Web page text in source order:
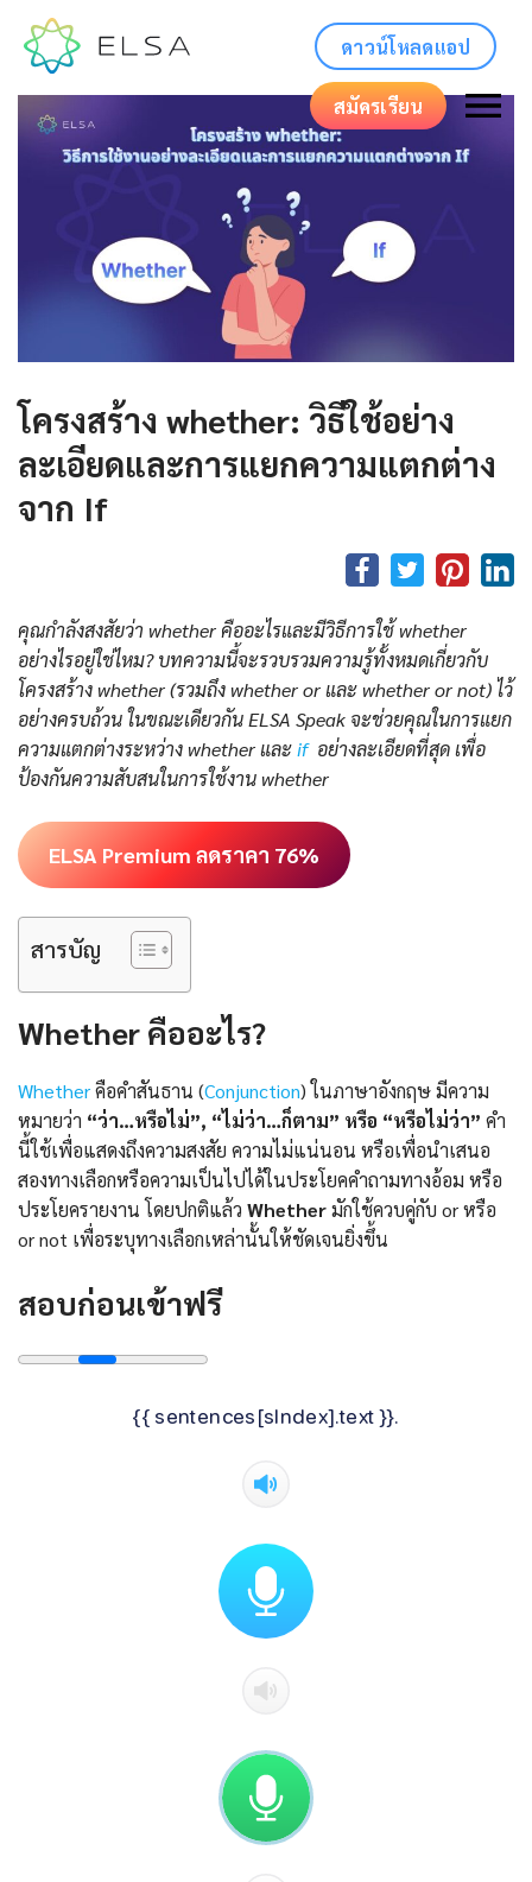
ดาวน์โหลดแอป
สมัครเรียน
โครงสร้าง whether: วิธีใช้อย่าง
ละเอียดและการแยกความแตกต่าง
จาก If
คุณกำลังสงสัยว่า whether คืออะไรและมีวิธีการใช้ whether
อย่างไรอยู่ใช่ไหม? บทความนี้จะรวบรวมความรู้ทั้งหมดเกี่ยวกับ
โครงสร้าง whether (รวมถึง whether or และ whether or not) ไว้
อย่างครบถ้วน ในขณะเดียวกัน ELSA Speak จะช่วยคุณในการแยก
ความแตกต่างระหว่าง whether และifอย่างละเอียดที่สุด เพื่อ
ป้องกันความสับสนในการใช้งาน whether
ELSA Premium ลดราคา 76%
สารบัญ
Whether คืออะไร?
Whetherคือคำสันธาน (Conjunction) ในภาษาอังกฤษ มีความ
หมายว่า “ว่า…หรือไม่”, “ไม่ว่า…ก็ตาม” หรือ “หรือไม่ว่า” คำ
นี้ใช้เพื่อแสดงถึงความสงสัย ความไม่แน่นอน หรือเพื่อนำเสนอ
สองทางเลือกหรือความเป็นไปได้ในประโยคคำถามทางอ้อม หรือ
ประโยครายงาน โดยปกติแล้ว Whetherมักใช้ควบคู่กับ or หรือ
or not เพื่อระบุทางเลือกเหล่านั้นให้ชัดเจนยิ่งขึ้น
สอบก่อนเข้าฟรี
{{ sentences[sIndex].text }}.